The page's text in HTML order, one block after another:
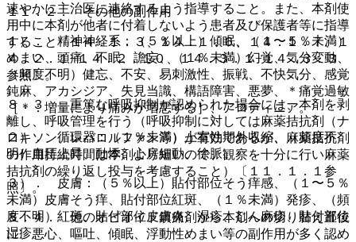
速やかに主治医に連絡するよう指導すること。また、本剤使
用中に本剤が他者に付着しないよう患者及び保護者等に指導
すること〔１４．１．３、１４．１．６、１４．１．７、１
４．２．１−１４．２．１０、１４．３．１−１４．３．３
参照〕。
８．３． 重篤な呼吸抑制が認められた場合には、本剤を剥
離し、呼吸管理を行う（呼吸抑制に対しては麻薬拮抗剤（ナ
ロキソン、レバロルファン等）が有効であるが、麻薬拮抗剤
の作用持続時間は本剤より短いので、観察を十分に行い麻薬
拮抗剤の繰り返し投与を考慮すること）〔１１．１．１参
照〕。
８．４． 他のオピオイド鎮痛剤から本剤への切り替え直後
に、悪心、嘔吐、傾眠、浮動性めまい等の副作用が多く認め
１１．２． その他の副作用
１）． 精神神経系：（５％以上）傾眠、（１〜５％未満）
めまい、頭痛、不眠、譫妄、（１％未満）幻覚、気分変動、
（頻度不明）健忘、不安、易刺激性、振戦、不快気分、感覚
鈍麻、アカシジア、失見当識、構語障害、悪夢、＊痛覚過敏
［＊：増量により痛みが増悪する］、アロディニア。
２）． 循環器：（１％未満）上室性期外収縮、（頻度不
明）血圧上昇、動悸、心房細動、徐脈。
３）． 皮膚：（５％以上）貼付部位そう痒感、（１〜５％
未満）皮膚そう痒、貼付部位紅斑、（１％未満）発疹、（頻
度不明）紅斑、貼付部位皮膚炎、湿疹、じん麻疹、貼付部位
湿疹。